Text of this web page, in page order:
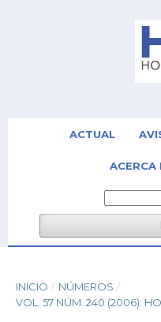
ACTUAL
ACERCA
INICIO / NÚMEROS /
VOL. 57 NÚM. 240 (2006):